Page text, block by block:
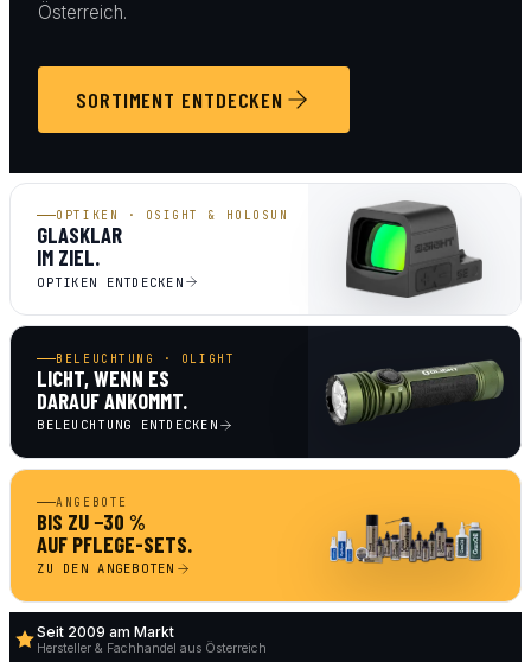
Österreich.
SORTIMENT ENTDECKEN
OPTIKEN · OSIGHT & HOLOSUN
GLASKLAR
IM ZIEL.
OPTIKEN ENTDECKEN
BELEUCHTUNG · OLIGHT
LICHT, WENN ES
DARAUF ANKOMMT.
BELEUCHTUNG ENTDECKEN
ANGEBOTE
BIS ZU −30 %
AUF PFLEGE-SETS.
ZU DEN ANGEBOTEN
Seit 2009 am Markt
Hersteller & Fachhandel aus Österreich